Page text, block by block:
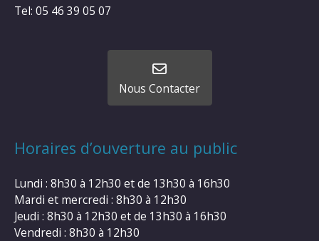
Tel: 05 46 39 05 07
Nous Contacter
Horaires d’ouverture au public
Lundi : 8h30 à 12h30 et de 13h30 à 16h30
Mardi et mercredi : 8h30 à 12h30
Jeudi : 8h30 à 12h30 et de 13h30 à 16h30
Vendredi : 8h30 à 12h30